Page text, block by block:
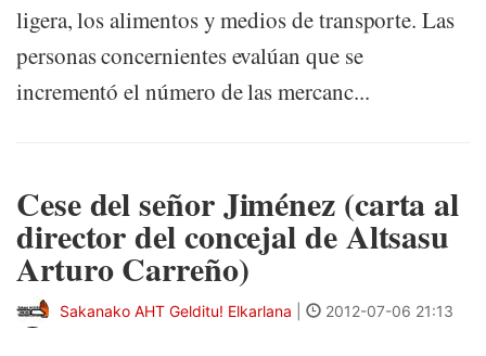
ligera, los alimentos y medios de transporte. Las
personas concernientes evalúan que se
incrementó el número de las mercanc...
Cese del señor Jiménez (carta al
director del concejal de Altsasu
Arturo Carreño)
Sakanako AHT Gelditu! Elkarlana 2012-07-06 21:13